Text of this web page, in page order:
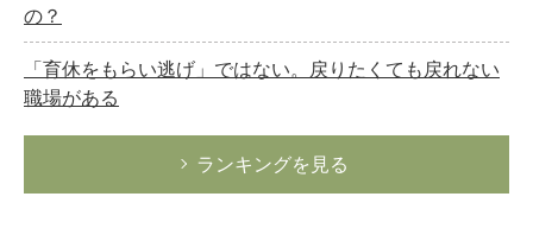
の？
「育休をもらい逃げ」ではない。戻りたくても戻れない
職場がある
ランキングを見る